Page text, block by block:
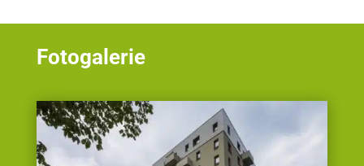
Fotogalerie